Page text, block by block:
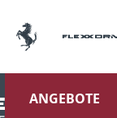
ANGEBOTE